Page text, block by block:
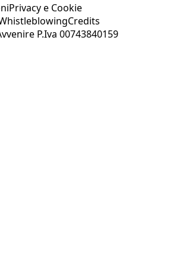
Privacy e Cookie
Credits
P.Iva 00743840159